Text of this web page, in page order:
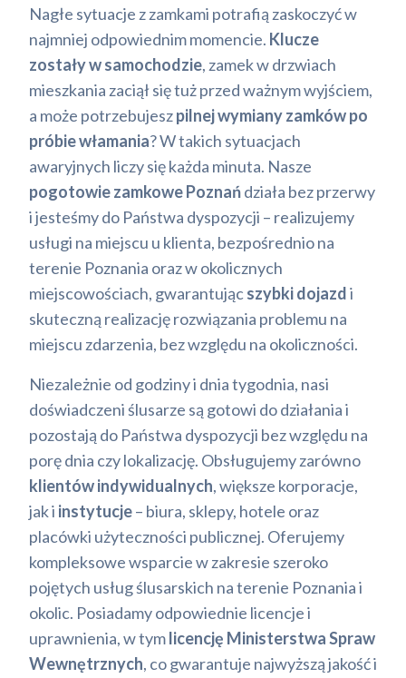
Nagłe sytuacje z zamkami potrafią zaskoczyć w
najmniej odpowiednim momencie. Klucze
zostały w samochodzie, zamek w drzwiach
mieszkania zaciął się tuż przed ważnym wyjściem,
a może potrzebujeszpilnej wymiany zamków po
próbie włamania? W takich sytuacjach
awaryjnych liczy się każda minuta. Nasze
pogotowie zamkowe Poznańdziała bez przerwy
i jesteśmy do Państwa dyspozycji – realizujemy
usługi na miejscu u klienta, bezpośrednio na
terenie Poznania oraz w okolicznych
miejscowościach, gwarantującszybki dojazdi
skuteczną realizację rozwiązania problemu na
miejscu zdarzenia, bez względu na okoliczności.
Niezależnie od godziny i dnia tygodnia, nasi
doświadczeni ślusarze są gotowi do działania i
pozostają do Państwa dyspozycji bez względu na
porę dnia czy lokalizację. Obsługujemy zarówno
klientów indywidualnych, większe korporacje,
jak i instytucje– biura, sklepy, hotele oraz
placówki użyteczności publicznej. Oferujemy
kompleksowe wsparcie w zakresie szeroko
pojętych usług ślusarskich na terenie Poznania i
okolic. Posiadamy odpowiednie licencje i
uprawnienia, w tymlicencję Ministerstwa Spraw
Wewnętrznych, co gwarantuje najwyższą jakość i